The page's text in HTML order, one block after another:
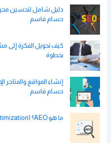
حسام قاسم
كيف تحويل الفكرة إلى
بخطوة
إنشاء المواقع والمتاجر
حسام قاسم
ما هو AEO؟ (Answer Engine Optimization)